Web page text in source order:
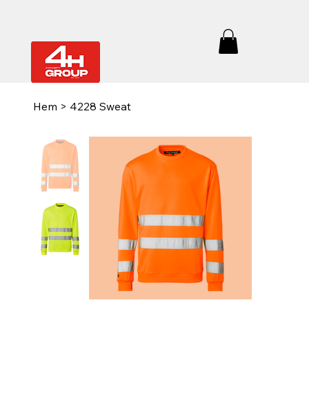
Hem > 4228 Sweat